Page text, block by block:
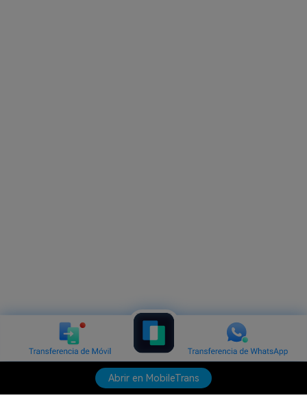
Abrir en MobileTrans